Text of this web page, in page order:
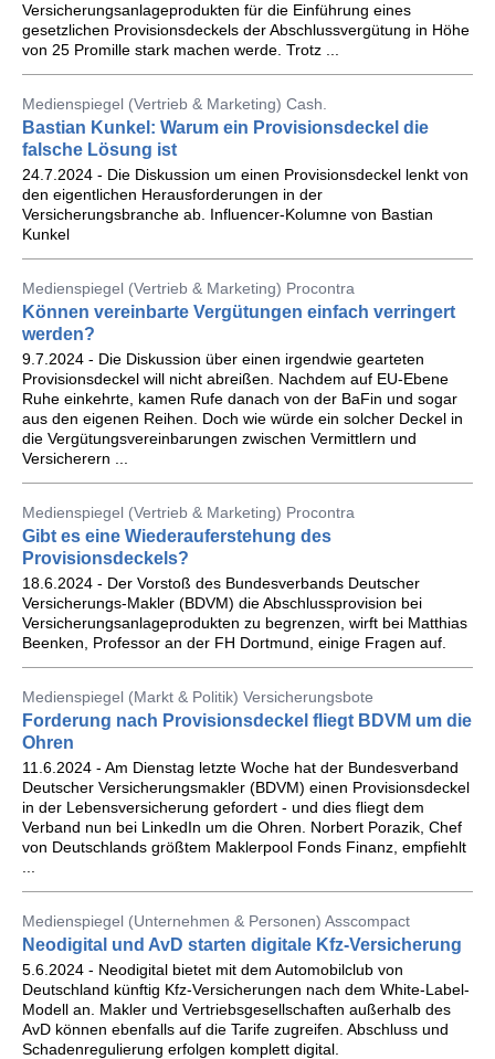
Versicherungsanlageprodukten für die Einführung eines
gesetzlichen Provisionsdeckels der Abschlussvergütung in Höhe
von 25 Promille stark machen werde. Trotz ...
Medienspiegel (Vertrieb & Marketing) Cash.
Bastian Kunkel: Warum ein Provisionsdeckel die
falsche Lösung ist
24.7.2024 - Die Diskussion um einen Provisionsdeckel lenkt von
den eigentlichen Herausforderungen in der
Versicherungsbranche ab. Influencer-Kolumne von Bastian
Kunkel
Medienspiegel (Vertrieb & Marketing) Procontra
Können vereinbarte Vergütungen einfach verringert
werden?
9.7.2024 - Die Diskussion über einen irgendwie gearteten
Provisionsdeckel will nicht abreißen. Nachdem auf EU-Ebene
Ruhe einkehrte, kamen Rufe danach von der BaFin und sogar
aus den eigenen Reihen. Doch wie würde ein solcher Deckel in
die Vergütungsvereinbarungen zwischen Vermittlern und
Versicherern ...
Medienspiegel (Vertrieb & Marketing) Procontra
Gibt es eine Wiederauferstehung des
Provisionsdeckels?
18.6.2024 - Der Vorstoß des Bundesverbands Deutscher
Versicherungs-Makler (BDVM) die Abschlussprovision bei
Versicherungsanlageprodukten zu begrenzen, wirft bei Matthias
Beenken, Professor an der FH Dortmund, einige Fragen auf.
Medienspiegel (Markt & Politik) Versicherungsbote
Forderung nach Provisionsdeckel fliegt BDVM um die
Ohren
11.6.2024 - Am Dienstag letzte Woche hat der Bundesverband
Deutscher Versicherungsmakler (BDVM) einen Provisionsdeckel
in der Lebensversicherung gefordert - und dies fliegt dem
Verband nun bei LinkedIn um die Ohren. Norbert Porazik, Chef
von Deutschlands größtem Maklerpool Fonds Finanz, empfiehlt
Medienspiegel (Unternehmen & Personen) Asscompact
Neodigital und AvD starten digitale Kfz-Versicherung
5.6.2024 - Neodigital bietet mit dem Automobilclub von
Deutschland künftig Kfz-Versicherungen nach dem White-Label-
Modell an. Makler und Vertriebsgesellschaften außerhalb des
AvD können ebenfalls auf die Tarife zugreifen. Abschluss und
Schadenregulierung erfolgen komplett digital.